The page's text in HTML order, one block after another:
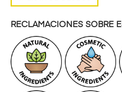
RECLAMACIONES SOBRE